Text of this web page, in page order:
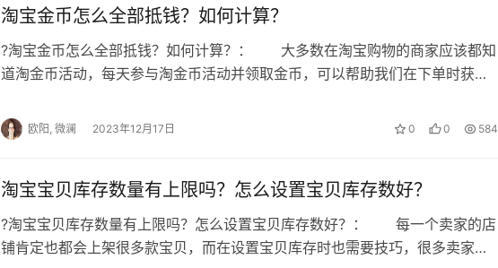
淘宝金币怎么全部抵钱？如何计算？
?淘宝金币怎么全部抵钱？如何计算？： 大多数在淘宝购物的商家应该都知
道淘金币活动，每天参与淘金币活动并领取金币，可以帮助我们在下单时获得
欧阳, 微澜 2023年12月17日 0 0 584
淘宝宝贝库存数量有上限吗？怎么设置宝贝库存数好？
?淘宝宝贝库存数量有上限吗？怎么设置宝贝库存数好？： 每一个卖家的店
铺肯定也都会上架很多款宝贝，而在设置宝贝库存时也需要技巧，很多卖家都